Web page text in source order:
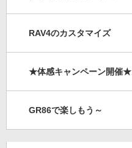
RAV4のカスタマイズ
★体感キャンペーン開催★
GR86で楽しもう～